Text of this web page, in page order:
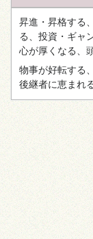
昇進・昇格する
る、投資・ギャ
心が厚くなる、
物事が好転する
後継者に恵まれ